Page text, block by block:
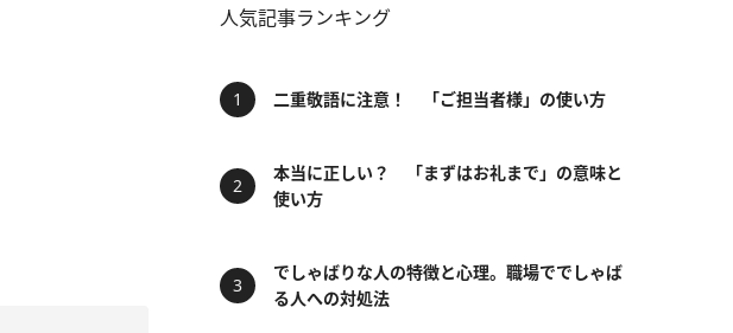
人気記事ランキング
二重敬語に注意！ 「ご担当者様」の使い方
本当に正しい？ 「まずはお礼まで」の意味と
使い方
でしゃばりな人の特徴と心理。職場ででしゃば
る人への対処法